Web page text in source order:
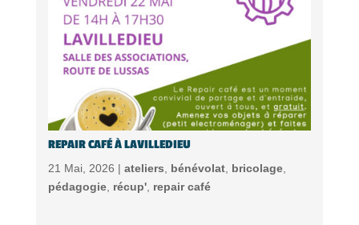
REPAIR CAFÉ À LAVILLEDIEU
21 Mai, 2026 | ateliers, bénévolat, bricolage,
pédagogie, récup', repair café